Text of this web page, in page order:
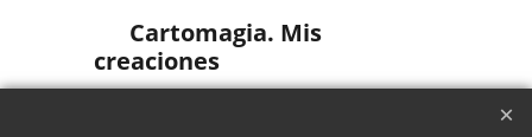
Cartomagia. Mis
creaciones